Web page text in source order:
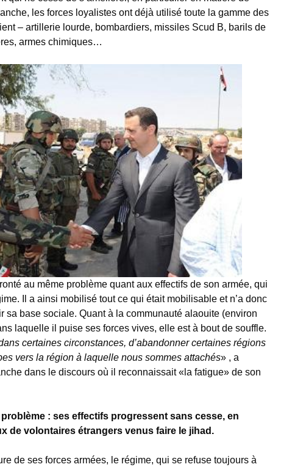
les forces loyalistes ont déjà utilisé toute la gamme des
– artillerie lourde, bombardiers, missiles Scud B, barils de
armes chimiques…
au même problème quant aux effectifs de son armée, qui
Il a ainsi mobilisé tout ce qui était mobilisable et n’a donc
sa base sociale. Quant à la communauté alaouite (environ
laquelle il puise ses forces vives, elle est à bout de souffle.
certaines circonstances, d’abandonner certaines régions
vers la région à laquelle nous sommes attachés» , a
dans le discours où il reconnaissait «la fatigue» de son
problème : ses effectifs progressent sans cesse, en
de volontaires étrangers venus faire le jihad.
de ses forces armées, le régime, qui se refuse toujours à